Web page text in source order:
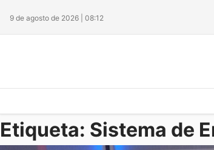
9 de agosto de 2026 | 08:12
Etiqueta: Sistema de